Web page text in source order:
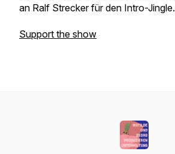
an Ralf Strecker für den Intro-Jingle.
Support the show